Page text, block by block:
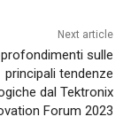
Next article
sulle
principali tendenze
dal Tektronix
Forum 2023